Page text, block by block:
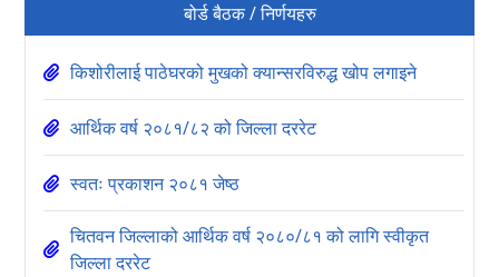
बोर्ड बैठक / निर्णयहरु
किशोरीलाई पाठेघरको मुखको क्यान्सरविरुद्ध खोप लगाइने
आर्थिक वर्ष २०८१/८२ को जिल्ला दररेट
स्वतः प्रकाशन २०८१ जेष्‍ठ
चितवन जिल्लाको आर्थिक वर्ष २०८०/८१ को लागि स्वीकृत
जिल्ला दररेट